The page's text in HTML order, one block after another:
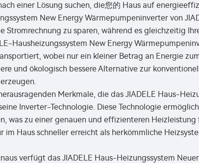
einer Lösung suchen, die您的 Haus auf
New Energy Wärmepumpeninverter von
Stromrechnung zu sparen, während es gleichzeitig
Hausheizungssystem New Energy
wobei nur ein kleiner Betrag an Energie
und ökologisch bessere Alternative zur
Merkmale, die das JIADELE Haus-
Inverter-Technologie. Diese Technologie
was zu einer genauen und effizienteren
im Haus schneller erreicht als herkömmliche
verfügt das JIADELE Haus-Heizungssystem